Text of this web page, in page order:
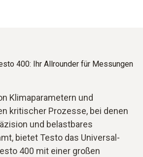
400: Ihr Allrounder für Messungen
Klimaparametern und
kritischer Prozesse, bei denen
und belastbares
bietet Testo das Universal-
400 mit einer großen